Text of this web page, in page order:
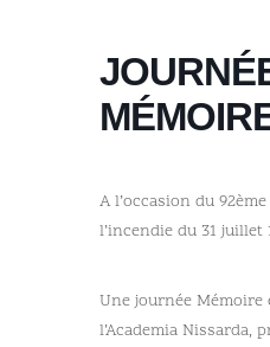
A l’occasion du
l’incendie du 31 juillet
Une journée Mémoire
l’Academia Nissarda,